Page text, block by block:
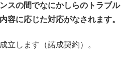
スの間でなにかしらのトラブル
容に応じた対応がなされます。
立します（諾成契約）。